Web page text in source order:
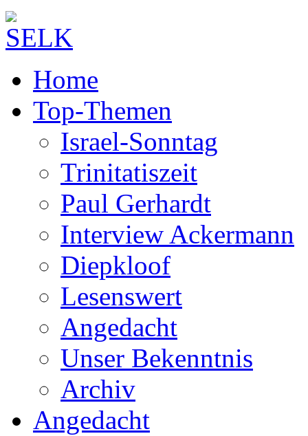
Home
Top-Themen
Israel-Sonntag
Trinitatiszeit
Paul Gerhardt
Interview Ackermann
Diepkloof
Lesenswert
Angedacht
Unser Bekenntnis
Archiv
Angedacht